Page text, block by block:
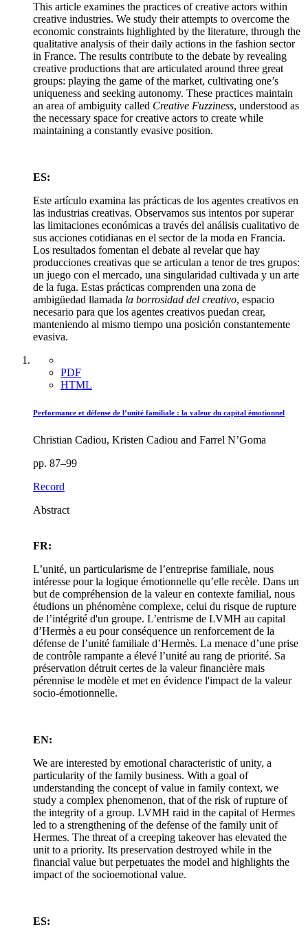
This article examines the practices of creative actors within
creative industries. We study their attempts to overcome the
economic constraints highlighted by the literature, through the
qualitative analysis of their daily actions in the fashion sector
in France. The results contribute to the debate by revealing
creative productions that are articulated around three great
groups: playing the game of the market, cultivating one’s
uniqueness and seeking autonomy. These practices maintain
an area of ambiguity called Creative Fuzziness, understood as
the necessary space for creative actors to create while
maintaining a constantly evasive position.
ES:
Este artículo examina las prácticas de los agentes creativos en
las industrias creativas. Observamos sus intentos por superar
las limitaciones económicas a través del análisis cualitativo de
sus acciones cotidianas en el sector de la moda en Francia.
Los resultados fomentan el debate al revelar que hay
producciones creativas que se articulan a tenor de tres grupos:
un juego con el mercado, una singularidad cultivada y un arte
de la fuga. Estas prácticas comprenden una zona de
ambigüedad llamada la borrosidad del creativo, espacio
necesario para que los agentes creativos puedan crear,
manteniendo al mismo tiempo una posición constantemente
evasiva.
PDF
HTML
Performance et défense de l’unité familiale : la valeur du capital émotionnel
Christian Cadiou, Kristen Cadiou and Farrel N’Goma
pp. 87–99
Record
Abstract
FR:
L’unité, un particularisme de l’entreprise familiale, nous
intéresse pour la logique émotionnelle qu’elle recèle. Dans un
but de compréhension de la valeur en contexte familial, nous
étudions un phénomène complexe, celui du risque de rupture
de l’intégrité d'un groupe. L’entrisme de LVMH au capital
d’Hermès a eu pour conséquence un renforcement de la
défense de l’unité familiale d’Hermès. La menace d’une prise
de contrôle rampante a élevé l’unité au rang de priorité. Sa
préservation détruit certes de la valeur financière mais
pérennise le modèle et met en évidence l'impact de la valeur
socio-émotionnelle.
EN:
We are interested by emotional characteristic of unity, a
particularity of the family business. With a goal of
understanding the concept of value in family context, we
study a complex phenomenon, that of the risk of rupture of
the integrity of a group. LVMH raid in the capital of Hermes
led to a strengthening of the defense of the family unit of
Hermes. The threat of a creeping takeover has elevated the
unit to a priority. Its preservation destroyed while in the
financial value but perpetuates the model and highlights the
impact of the socioemotional value.
ES: